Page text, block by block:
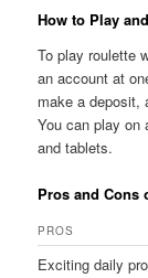
How to Play
To play roulette
an account at
make a deposit,
You can play on
and tablets.
Pros and Cons
PROS
Exciting daily